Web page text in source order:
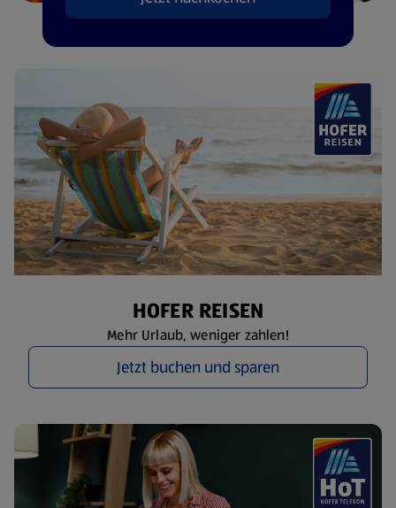
HOFER REISEN
Mehr Urlaub, weniger zahlen!
Jetzt buchen und sparen